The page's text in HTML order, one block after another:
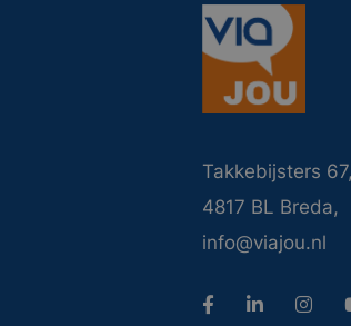
Takkebijsters 67,
4817 BL Breda,
info@viajou.nl